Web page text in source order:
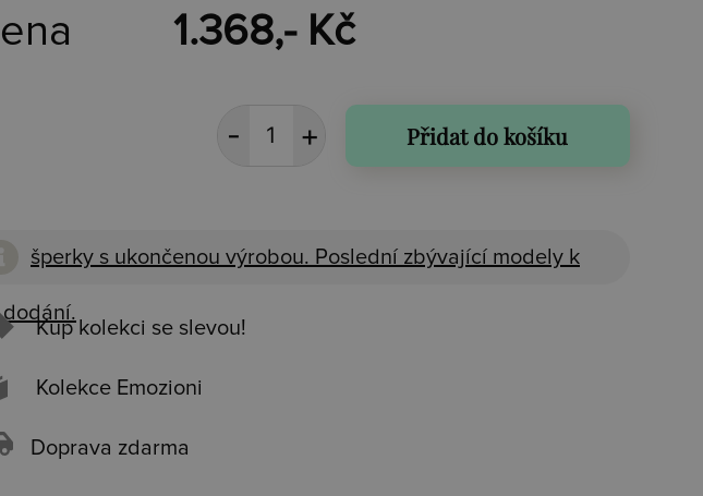
1.368,- Kč
Přidat do košíku
šperky s ukončenou výrobou. Poslední zbývající modely k
dodání.
Kup kolekci se slevou!
Kolekce Emozioni
Doprava zdarma